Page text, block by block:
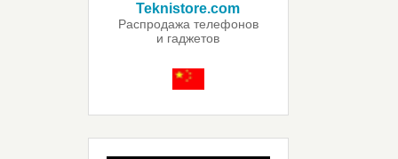
Teknistore.com
Распродажа телефонов
и гаджетов